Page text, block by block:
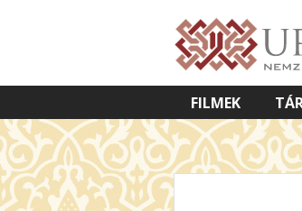
FILMEK
VETÍTETT